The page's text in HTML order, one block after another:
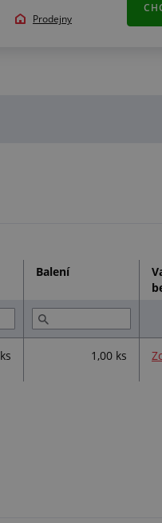
nebo tvar, můžete
Prodejny
Balení
1,00 ks